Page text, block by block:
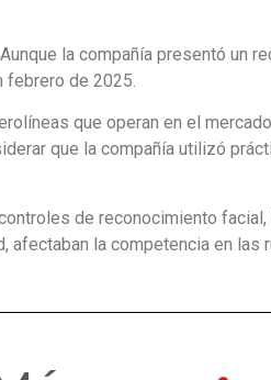
la compañía presentó un
de 2025.
que operan en el
que la compañía utilizó
de reconocimiento
la competencia en las